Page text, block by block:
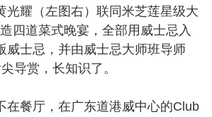
光耀（左图右）联同米芝莲星级大
四道菜式晚宴，全部用威士忌入
威士忌，并由威士忌大师班导师
导赏，长知识了。
餐厅，在广东道港威中心的Club